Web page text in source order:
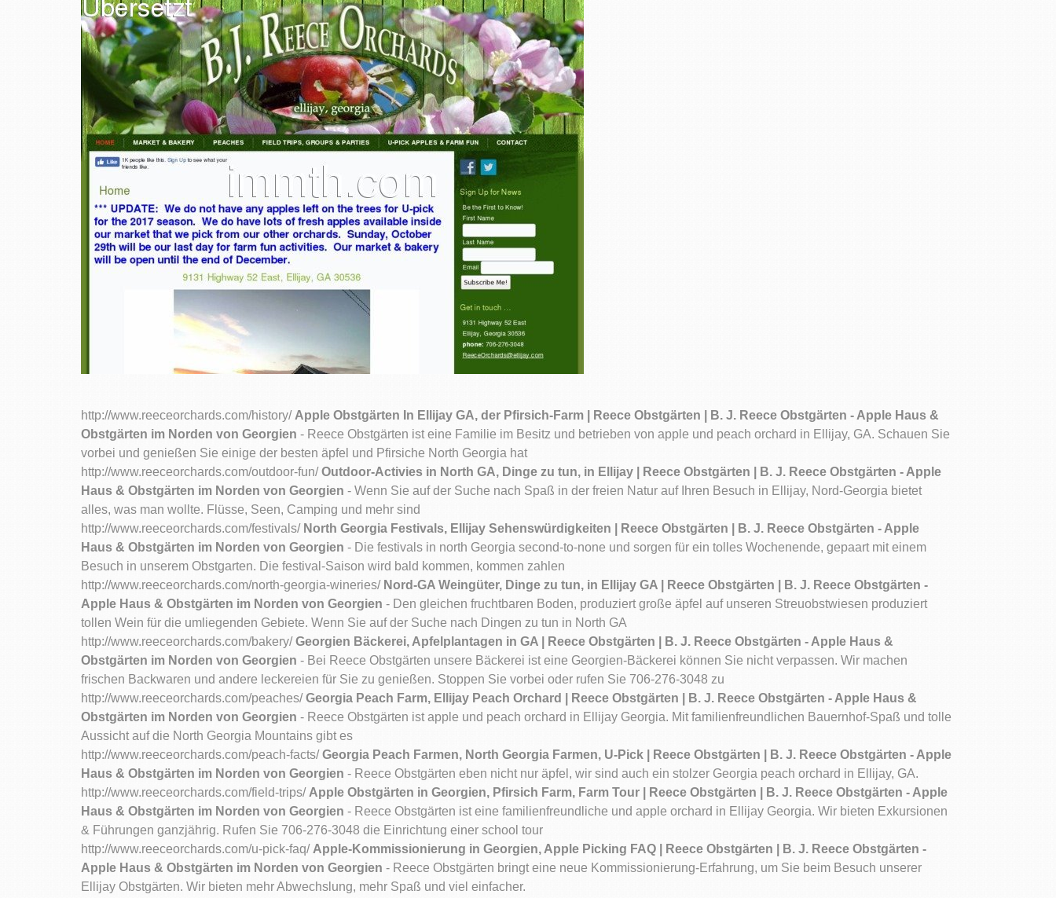
http://www.reeceorchards.com/history/ Apple Obstgärten In Ellijay GA, der Pfirsich-Farm | Reece Obstgärten | B. J. Reece Obstgärten - Apple Haus &
Obstgärten im Norden von Georgien - Reece Obstgärten ist eine Familie im Besitz und betrieben von apple und peach orchard in Ellijay, GA. Schauen Sie
vorbei und genießen Sie einige der besten äpfel und Pfirsiche North Georgia hat
http://www.reeceorchards.com/outdoor-fun/Outdoor-Activies in North GA, Dinge zu tun, in Ellijay | Reece Obstgärten | B. J. Reece Obstgärten - Apple
Haus & Obstgärten im Norden von Georgien - Wenn Sie auf der Suche nach Spaß in der freien Natur auf Ihren Besuch in Ellijay, Nord-Georgia bietet
alles, was man wollte. Flüsse, Seen, Camping und mehr sind
http://www.reeceorchards.com/festivals/ North Georgia Festivals, Ellijay Sehenswürdigkeiten | Reece Obstgärten | B. J. Reece Obstgärten - Apple
Haus & Obstgärten im Norden von Georgien - Die festivals in north Georgia second-to-none und sorgen für ein tolles Wochenende, gepaart mit einem
Besuch in unserem Obstgarten. Die festival-Saison wird bald kommen, kommen zahlen
http://www.reeceorchards.com/north-georgia-wineries/ Nord-GA Weingüter, Dinge zu tun, in Ellijay GA | Reece Obstgärten | B. J. Reece Obstgärten -
Apple Haus & Obstgärten im Norden von Georgien - Den gleichen fruchtbaren Boden, produziert große äpfel auf unseren Streuobstwiesen produziert
tollen Wein für die umliegenden Gebiete. Wenn Sie auf der Suche nach Dingen zu tun in North GA
http://www.reeceorchards.com/bakery/Georgien Bäckerei, Apfelplantagen in GA | Reece Obstgärten | B. J. Reece Obstgärten - Apple Haus &
Obstgärten im Norden von Georgien - Bei Reece Obstgärten unsere Bäckerei ist eine Georgien-Bäckerei können Sie nicht verpassen. Wir machen
frischen Backwaren und andere leckereien für Sie zu genießen. Stoppen Sie vorbei oder rufen Sie 706-276-3048 zu
http://www.reeceorchards.com/peaches/Georgia Peach Farm, Ellijay Peach Orchard | Reece Obstgärten | B. J. Reece Obstgärten - Apple Haus &
Obstgärten im Norden von Georgien - Reece Obstgärten ist apple und peach orchard in Ellijay Georgia. Mit familienfreundlichen Bauernhof-Spaß und tolle
Aussicht auf die North Georgia Mountains gibt es
http://www.reeceorchards.com/peach-facts/Georgia Peach Farmen, North Georgia Farmen, U-Pick | Reece Obstgärten | B. J. Reece Obstgärten - Apple
Haus & Obstgärten im Norden von Georgien - Reece Obstgärten eben nicht nur äpfel, wir sind auch ein stolzer Georgia peach orchard in Ellijay, GA.
http://www.reeceorchards.com/field-trips/ Apple Obstgärten in Georgien, Pfirsich Farm, Farm Tour | Reece Obstgärten | B. J. Reece Obstgärten - Apple
Haus & Obstgärten im Norden von Georgien - Reece Obstgärten ist eine familienfreundliche und apple orchard in Ellijay Georgia. Wir bieten Exkursionen
& Führungen ganzjährig. Rufen Sie 706-276-3048 die Einrichtung einer school tour
http://www.reeceorchards.com/u-pick-faq/ Apple-Kommissionierung in Georgien, Apple Picking FAQ | Reece Obstgärten | B. J. Reece Obstgärten -
Apple Haus & Obstgärten im Norden von Georgien - Reece Obstgärten bringt eine neue Kommissionierung-Erfahrung, um Sie beim Besuch unserer
Ellijay Obstgärten. Wir bieten mehr Abwechslung, mehr Spaß und viel einfacher.